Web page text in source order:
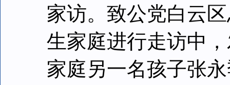
家访。致公党白云
生家庭进行走访中
家庭另一名孩子张